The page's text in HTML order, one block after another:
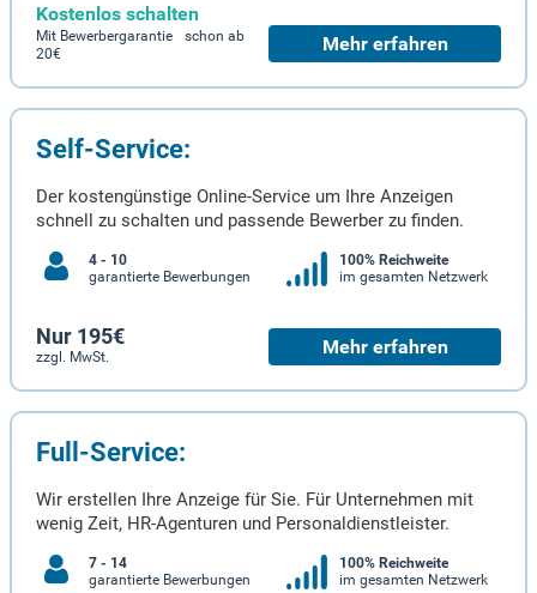
Kostenlos schalten
Mit Bewerbergarantie schon ab
20€
Mehr erfahren
Self-Service:
Der kostengünstige Online-Service um Ihre Anzeigen
schnell zu schalten und passende Bewerber zu finden.
4 - 10
garantierte Bewerbungen
100% Reichweite
im gesamten Netzwerk
Nur 195€
zzgl. MwSt. Mehr erfahren
Full-Service:
Wir erstellen Ihre Anzeige für Sie. Für Unternehmen mit
wenig Zeit, HR-Agenturen und Personaldienstleister.
7 - 14
garantierte Bewerbungen
100% Reichweite
im gesamten Netzwerk